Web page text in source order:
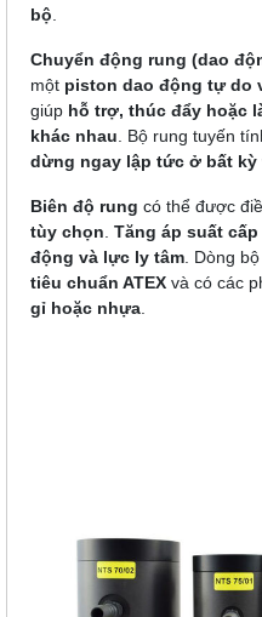
bộ
Chuyển động rung (dao
một piston dao động tự do
giúp hỗ trợ, thúc đẩy hoặc
khác nhau . Bộ rung tuyến
dừng ngay lập tức ở bất kỳ
Biên độ rung có thể được
tùy chọn Tăng áp suất
động và lực ly tâm . Dòng
tiêu chuẩn ATEX và có các
gỉ hoặc nhựa